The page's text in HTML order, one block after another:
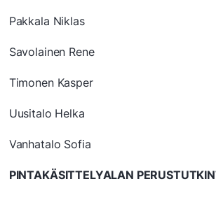
Pakkala Niklas
Savolainen Rene
Timonen Kasper
Uusitalo Helka
Vanhatalo Sofia
PINTAKÄSITTELYALAN